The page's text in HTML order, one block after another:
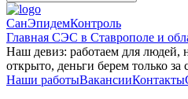
СанЭпидемКонтроль
Главная СЭС в Ставрополе и
Наш девиз: работаем для людей,
открыто, деньги берем только за
Наши работыВакансииКонтакты